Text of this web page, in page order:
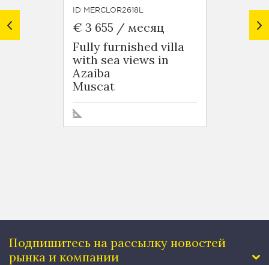
ID MERCLOR2618L
€ 3 655 / месяц
Fully furnished villa
with sea views in
Azaiba
Muscat
ID
€ 3
Подпишитесь на рассылку новостей
рынка и компании